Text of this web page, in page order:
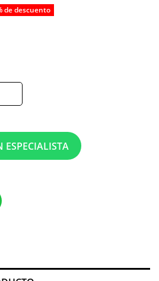
de descuento
ESPECIALISTA